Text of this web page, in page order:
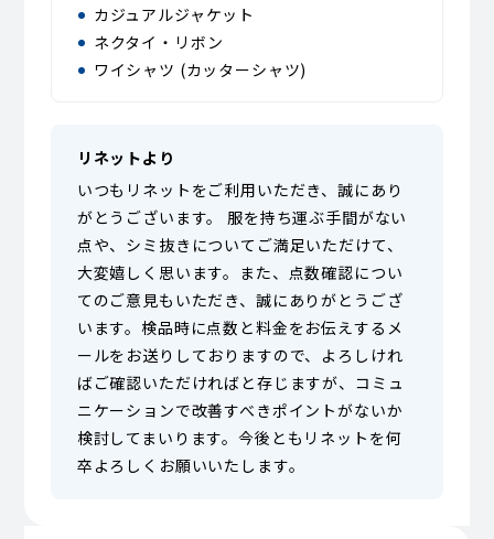
カジュアルジャケット
ネクタイ・リボン
ワイシャツ (カッターシャツ)
リネットより
いつもリネットをご利用いただき、誠にあり
がとうございます。 服を持ち運ぶ手間がない
点や、シミ抜きについてご満足いただけて、
大変嬉しく思います。また、点数確認につい
てのご意見もいただき、誠にありがとうござ
います。検品時に点数と料金をお伝えするメ
ールをお送りしておりますので、よろしけれ
ばご確認いただければと存じますが、コミュ
ニケーションで改善すべきポイントがないか
検討してまいります。今後ともリネットを何
卒よろしくお願いいたします。